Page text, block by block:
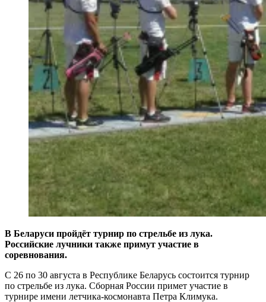
В Беларуси пройдёт турнир по стрельбе из лука.
Российские лучники также примут участие в
соревнования.
С 26 по 30 августа в Республике Беларусь состоится турнир
по стрельбе из лука. Сборная России примет участие в
турнире имени летчика-космонавта Петра Климука.